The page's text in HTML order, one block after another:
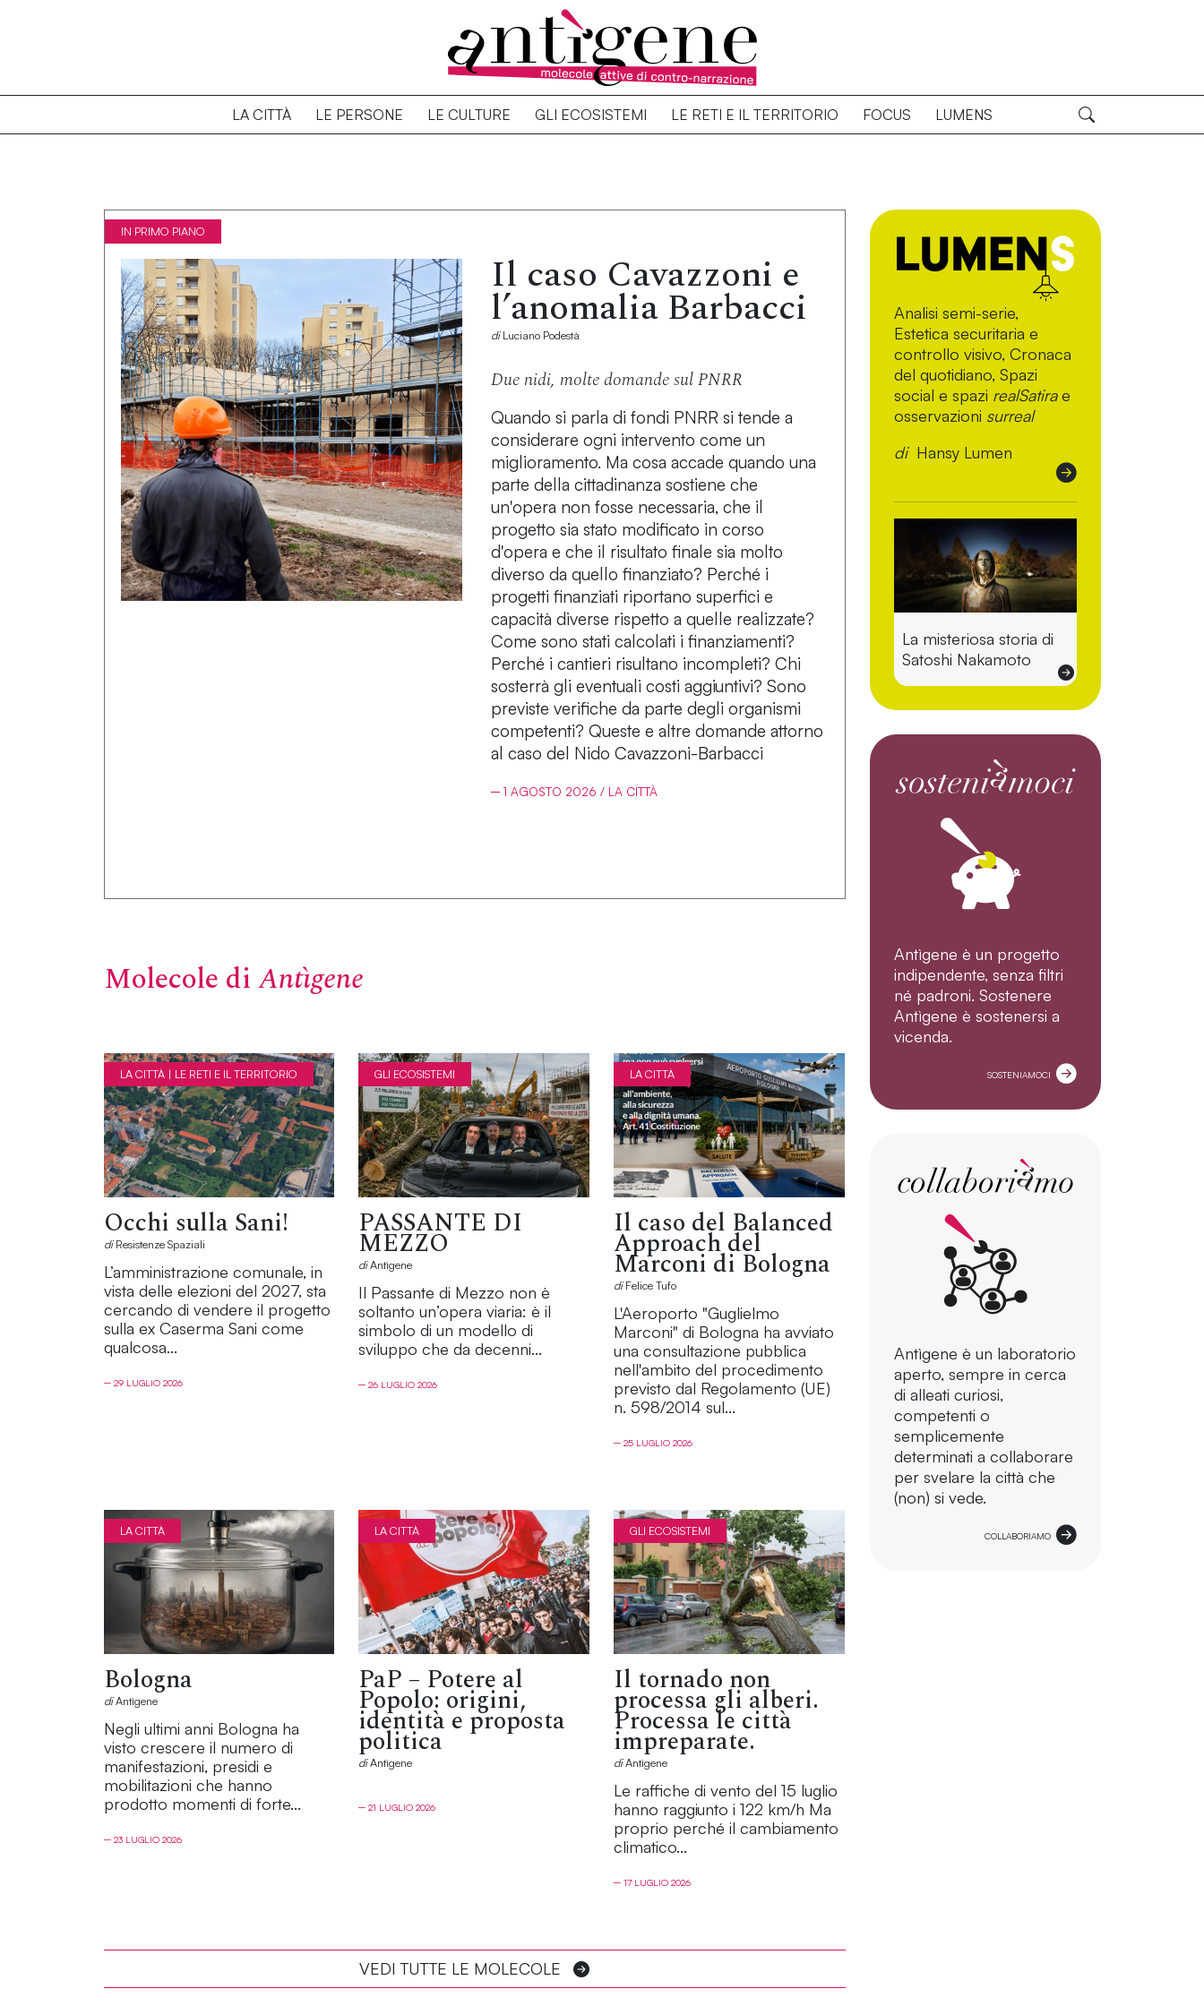
LA CITTÀ LE PERSONE LE CULTURE GLI ECOSISTEMI LE RETI E IL TERRITORIO FOCUS LUMENS
IN PRIMO PIANO
Il caso Cavazzoni e
l’anomalia Barbacci
diLuciano Podestà
Due nidi, molte domande sul PNRR
Quando si parla di fondi PNRR si tende a
considerare ogni intervento come un
miglioramento. Ma cosa accade quando una
parte della cittadinanza sostiene che
un'opera non fosse necessaria, che il
progetto sia stato modificato in corso
d'opera e che il risultato finale sia molto
diverso da quello finanziato? Perché i
progetti finanziati riportano superfici e
capacità diverse rispetto a quelle realizzate?
Come sono stati calcolati i finanziamenti?
Perché i cantieri risultano incompleti? Chi
sosterrà gli eventuali costi aggiuntivi? Sono
previste verifiche da parte degli organismi
competenti? Queste e altre domande attorno
al caso del Nido Cavazzoni-Barbacci
─ 1 AGOSTO 2026 / LA CITTÀ
Molecole diAntìgene
LA CITTÀ | LE RETI E IL TERRITORIO
Occhi sulla Sani!
diResistenze Spaziali
L’amministrazione comunale, in
vista delle elezioni del 2027, sta
cercando di vendere il progetto
sulla ex Caserma Sani come
qualcosa...
─ 29 LUGLIO 2026
GLI ECOSISTEMI
PASSANTE DI
MEZZO
diAntìgene
Il Passante di Mezzo non è
soltanto un’opera viaria: è il
simbolo di un modello di
sviluppo che da decenni...
─ 26 LUGLIO 2026
LA CITTÀ
Il caso del Balanced
Approach del
Marconi di Bologna
diFelice Tufo
L'Aeroporto "Guglielmo
Marconi" di Bologna ha avviato
una consultazione pubblica
nell'ambito del procedimento
previsto dal Regolamento (UE)
n. 598/2014 sul...
─ 25 LUGLIO 2026
LA CITTÀ
Bologna
diAntìgene
Negli ultimi anni Bologna ha
visto crescere il numero di
manifestazioni, presidi e
mobilitazioni che hanno
prodotto momenti di forte...
─ 23 LUGLIO 2026
LA CITTÀ
PaP – Potere al
Popolo: origini,
identità e proposta
politica
diAntìgene
─ 21 LUGLIO 2026
GLI ECOSISTEMI
Il tornado non
processa gli alberi.
Processa le città
impreparate.
diAntìgene
Le raffiche di vento del 15 luglio
hanno raggiunto i 122 km/h Ma
proprio perché il cambiamento
climatico...
─ 17 LUGLIO 2026
VEDI TUTTE LE MOLECOLE
Analisi semi-serie,
Estetica securitaria e
controllo visivo, Cronaca
del quotidiano, Spazi
social e spazi realSatirae
osservazioni surreal
di Hansy Lumen
La misteriosa storia di
Satoshi Nakamoto
Antìgene è un progetto
indipendente, senza filtri
né padroni. Sostenere
Antìgene è sostenersi a
vicenda.
SOSTENIAMOCI
Antìgene è un laboratorio
aperto, sempre in cerca
di alleati curiosi,
competenti o
semplicemente
determinati a collaborare
per svelare la città che
(non) si vede.
COLLABORIAMO